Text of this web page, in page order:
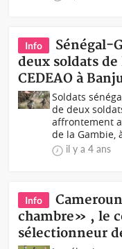
Info
Sénégal-
deux soldats
CEDEAO à
Soldats
de deux
affrontement
de la Gambie,
il y a 4 ans
Info
chambre» , le
sélectionneur